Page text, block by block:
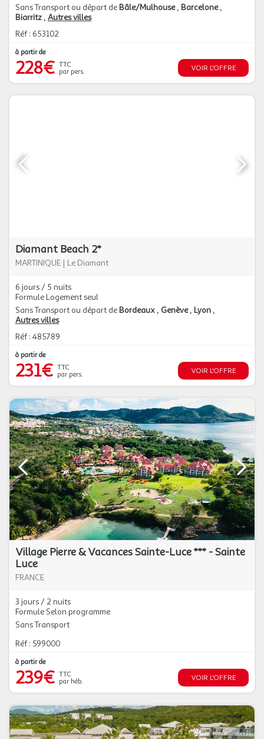
Sans Transport ou départ de Bâle/Mulhouse Barcelone
Biarritz Autres villes
Réf : 653102
à partir de
228€ TTC
par pers.
VOIR L'OFFRE
Diamant Beach 2*
MARTINIQUE | Le Diamant
6 jours / 5 nuits
Formule Logement seul
Sans Transport ou départ de Bordeaux Genève Lyon
Autres villes
Réf : 485789
à partir de
231€ TTC
par pers.
VOIR L'OFFRE
Village Pierre & Vacances Sainte-Luce *** - Sainte
Luce
FRANCE
3 jours / 2 nuits
Formule Selon programme
Sans Transport
Réf : 599000
à partir de
239€ TTC
par héb.
VOIR L'OFFRE